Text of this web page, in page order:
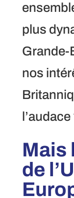
plus
Grande-
nos
l’audace
Mais
de